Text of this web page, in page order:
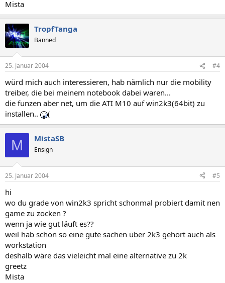
Mista
TropfTanga
Banned
25. Januar 2004 #4
würd mich auch interessieren, hab nämlich nur die mobility
treiber, die bei meinem notebook dabei waren...
die funzen aber net, um die ATI M10 auf win2k3(64bit) zu
installen..
(
M MistaSB
Ensign
25. Januar 2004 #5
hi
wo du grade von win2k3 spricht schonmal probiert damit nen
game zu zocken ?
wenn ja wie gut läuft es??
weil hab schon so eine gute sachen über 2k3 gehört auch als
workstation
deshalb wäre das vieleicht mal eine alternative zu 2k
greetz
Mista